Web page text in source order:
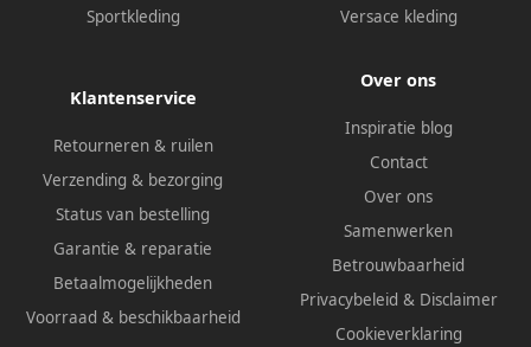
Sportkleding
Versace kleding
Klantenservice
Retourneren & ruilen
Verzending & bezorging
Status van bestelling
Garantie & reparatie
Betaalmogelijkheden
Voorraad & beschikbaarheid
Over ons
Inspiratie blog
Contact
Over ons
Samenwerken
Betrouwbaarheid
Privacybeleid & Disclaimer
Cookieverklaring